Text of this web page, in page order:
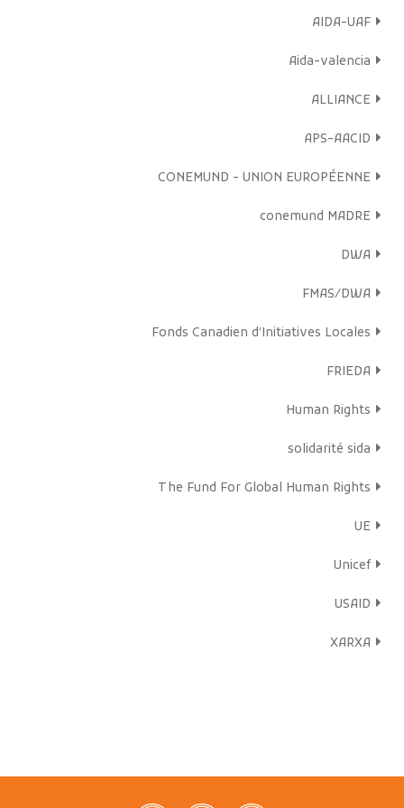
AIDA-UAF
Aida-valencia
ALLIANCE
APS-AACID
CONEMUND - UNION EUROPÉENNE
conemund MADRE
DWA
FMAS/DWA
Fonds Canadien d’Initiatives Locales
FRIEDA
Human Rights
solidarité sida
The Fund For Global Human Rights
UE
Unicef
USAID
XARXA